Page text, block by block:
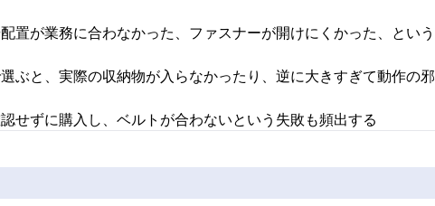
置が業務に合わなかった、ファスナーが開けにくかった、という
ぶと、実際の収納物が入らなかったり、逆に大きすぎて動作の邪
せずに購入し、ベルトが合わないという失敗も頻出する